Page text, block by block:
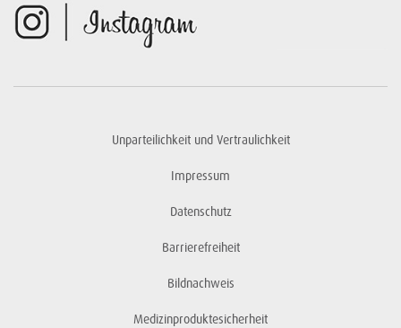
Unparteilichkeit und Vertraulichkeit
Impressum
Datenschutz
Barrierefreiheit
Bildnachweis
Medizinproduktesicherheit